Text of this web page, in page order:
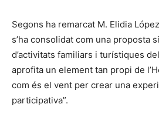
Segons ha remarcat M. Elidia
s’ha consolidat com una proposta
d’activitats familiars i turístiques
aprofita un element tan propi de
com és el vent per crear una
participativa”.